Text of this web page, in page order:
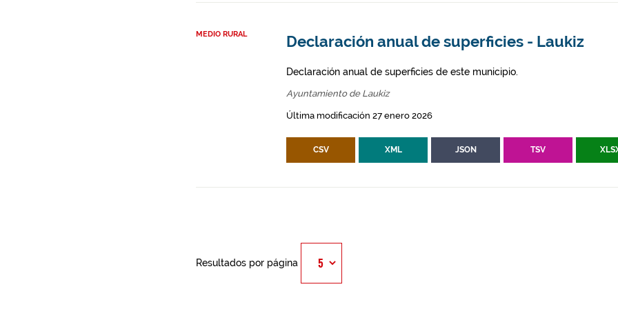
MEDIO RURAL Declaración anual de superficies - Laukiz
Declaración anual de superficies de este municipio.
Ayuntamiento de Laukiz
Última modificación 27 enero 2026
CSV XML JSON TSV
Resultados por página